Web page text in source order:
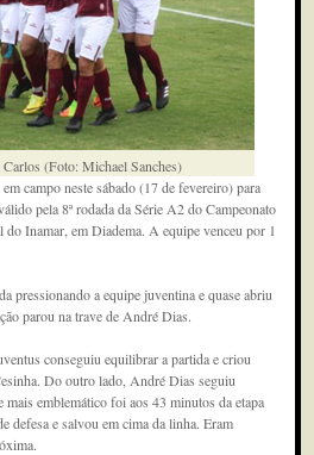
(Foto: Michael Sanches)
campo neste sábado (17 de fevereiro) para
pela 8ª rodada da Série A2 do Campeonato
Inamar, em Diadema. A equipe venceu por 1
pressionando a equipe juventina e quase abriu
parou na trave de André Dias.
conseguiu equilibrar a partida e criou
Do outro lado, André Dias seguiu
mais emblemático foi aos 43 minutos da etapa
defesa e salvou em cima da linha. Eram